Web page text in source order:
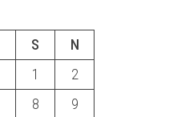
S
N
1
2
8
9